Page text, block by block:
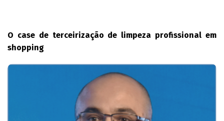
O case de terceirização de limpeza profissional em
shopping